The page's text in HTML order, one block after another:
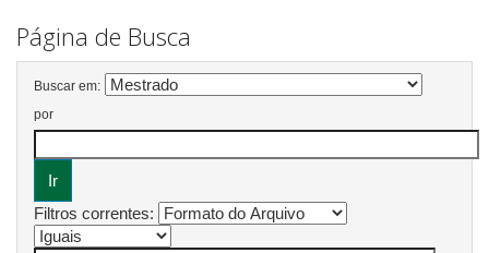
Página de Busca
Buscar em:
por
Filtros correntes: